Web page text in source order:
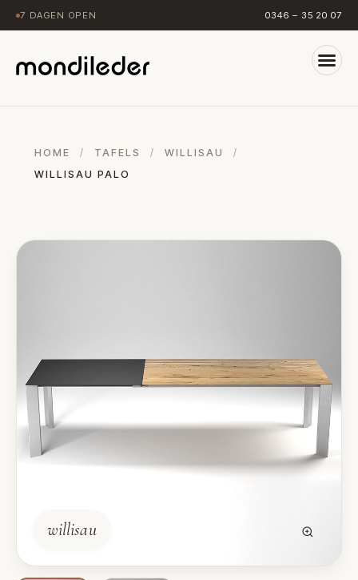
7 DAGEN OPEN 0346 – 35 20 07
HOME / TAFELS / WILLISAU
/
WILLISAU PALO
willisau